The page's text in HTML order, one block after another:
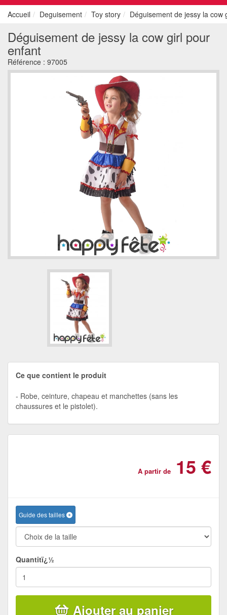
Accueil Deguisement Toy story Déguisement de jessy la cow
Déguisement de jessy la cow girl pour
enfant
Référence : 97005
Ce que contient le produit
Robe, ceinture, chapeau et manchettes (sans les
chaussures et le pistolet).
A partir de 15 €
Guide des tailles
Quantitï¿½
Ajouter au panier